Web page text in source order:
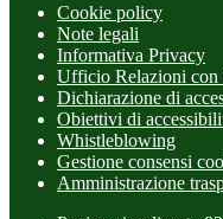
Cookie policy
Note legali
Informativa Privacy
Ufficio Relazioni con
Dichiarazione di
Obiettivi di
Whistleblowing
Gestione consensi
Amministrazione